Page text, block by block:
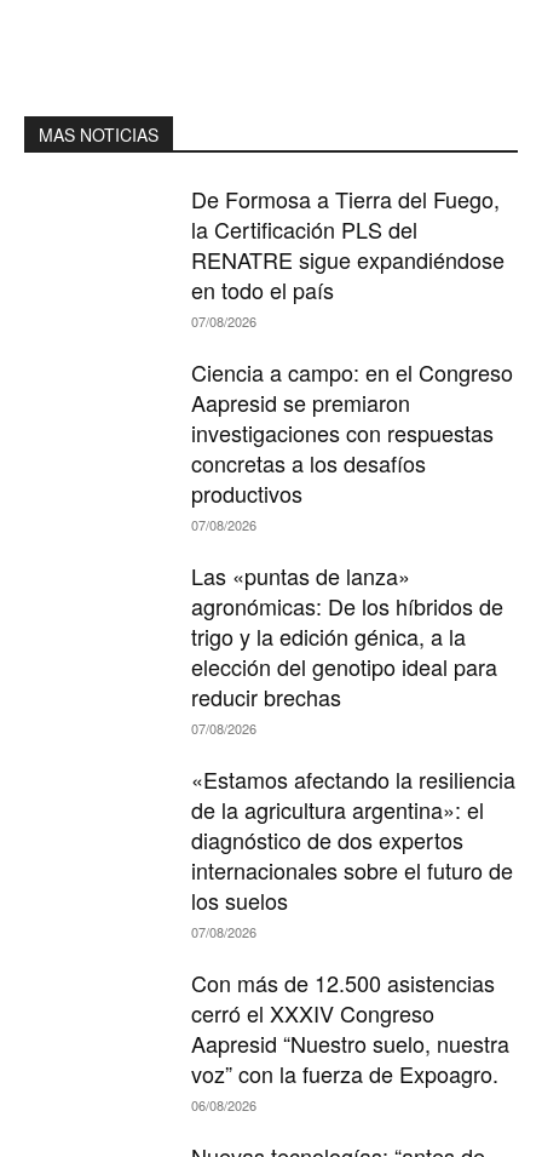
MAS NOTICIAS
De Formosa a Tierra del Fuego,
la Certificación PLS del
RENATRE sigue expandiéndose
en todo el país
07/08/2026
Ciencia a campo: en el Congreso
Aapresid se premiaron
investigaciones con respuestas
concretas a los desafíos
productivos
07/08/2026
Las «puntas de lanza»
agronómicas: De los híbridos de
trigo y la edición génica, a la
elección del genotipo ideal para
reducir brechas
07/08/2026
«Estamos afectando la resiliencia
de la agricultura argentina»: el
diagnóstico de dos expertos
internacionales sobre el futuro de
los suelos
07/08/2026
Con más de 12.500 asistencias
cerró el XXXIV Congreso
Aapresid “Nuestro suelo, nuestra
voz” con la fuerza de Expoagro.
06/08/2026